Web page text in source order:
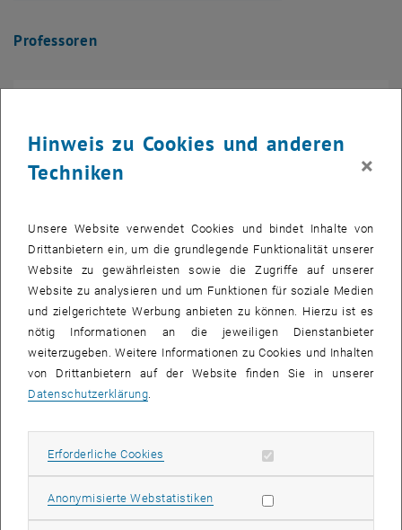
Subseiten von Michael
Subseiten von Arbeiten
Professoren
Associate Professor für Funktionalanalysis
Michael Kaltenbäck
Raum:DA03L10 Raum DA03L10 auf der
Forschungsprofil von Michael Kaltenbäck, öffnet eine
Michael Kaltenbäck
Hinweis zu Cookies und anderen
Techniken
×
Unsere Website verwendet Cookies und bindet Inhalte von
Drittanbietern ein, um die grundlegende Funktionalität unserer
Website zu gewährleisten sowie die Zugriffe auf unserer
Website zu analysieren und um Funktionen für soziale Medien
und zielgerichtete Werbung anbieten zu können. Hierzu ist es
nötig Informationen an die jeweiligen Dienstanbieter
weiterzugeben. Weitere Informationen zu Cookies und Inhalten
von Drittanbietern auf der Website finden Sie in unserer
Datenschutzerklärung.
Erforderliche Cookies Erforderliche Cookies zulassen
Anonymisierte WebstatistikenStatistik Cookies zulassen